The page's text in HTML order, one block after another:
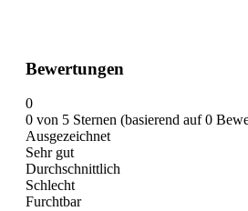
Bewertungen
0
0 von 5 Sternen (basierend auf 0
Ausgezeichnet
Sehr gut
Durchschnittlich
Schlecht
Furchtbar